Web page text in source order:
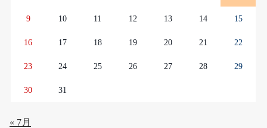
9 10 11 12 13 14 15
16 17 18 19 20 21 22
23 24 25 26 27 28 29
30 31
« 7月